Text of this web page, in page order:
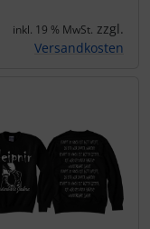
inkl. 19 % MwSt. zzgl.
Versandkosten